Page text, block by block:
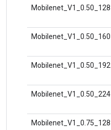
Mobilenet_V1_0.50_128
Mobilenet_V1_0.50_160
Mobilenet_V1_0.50_192
Mobilenet_V1_0.50_224
Mobilenet_V1_0.75_128